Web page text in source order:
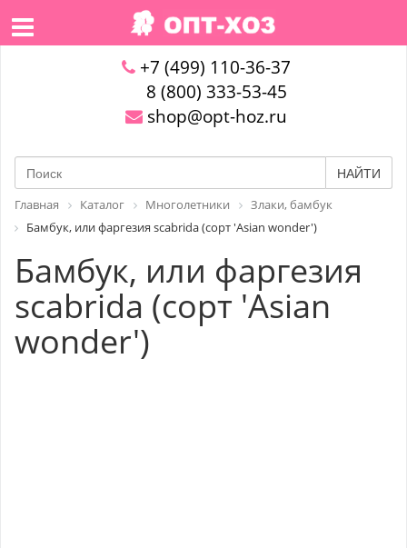
+7 (499) 110-36-37
8 (800) 333-53-45
shop@opt-hoz.ru
НАЙТИ
Главная Каталог Многолетники
Злаки, бамбук
Бамбук, или фаргезия scabrida (сорт 'Asian wonder')
Бамбук, или фаргезия
scabrida (сорт 'Asian
wonder')